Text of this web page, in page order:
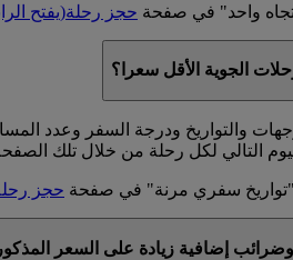
واحد" في صفحة حجز رحلة(يفتح
الجوية الأقل سعرا؟
والتواريخ ودرجة السفر وعدد
التالي لكل رحلة من خلال تلك
"تواريخ سفري مرنة" في صفحة حجز
إضافية زيادة على السعر المذكور